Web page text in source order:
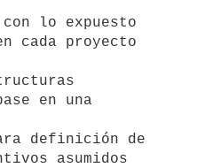
lo expuesto
cada proyecto
en una
definición de
asumidos